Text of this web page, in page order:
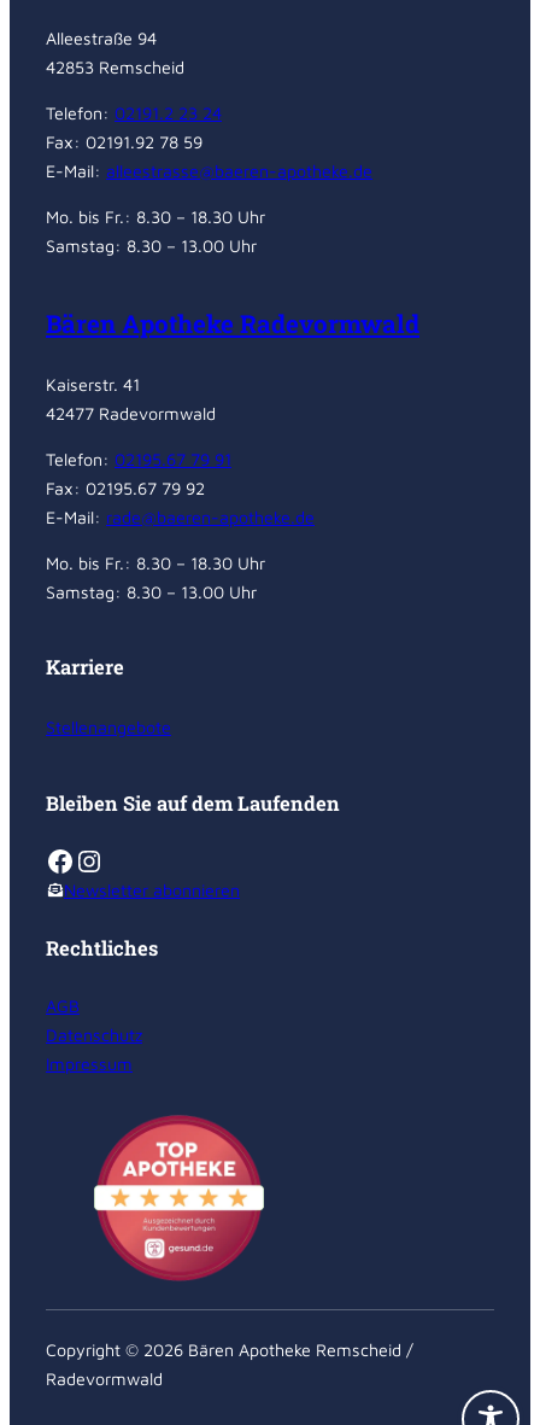
Alleestraße 94
42853 Remscheid
Telefon: 02191.2 23 24
Fax: 02191.92 78 59
E-Mail: alleestrasse@baeren-apotheke.de
Mo. bis Fr.: 8.30 – 18.30 Uhr
Samstag: 8.30 – 13.00 Uhr
Bären Apotheke Radevormwald
Kaiserstr. 41
42477 Radevormwald
Telefon: 02195.67 79 91
Fax: 02195.67 79 92
E-Mail: rade@baeren-apotheke.de
Mo. bis Fr.: 8.30 – 18.30 Uhr
Samstag: 8.30 – 13.00 Uhr
Karriere
Stellenangebote
Bleiben Sie auf dem Laufenden
Facebook
Instagram
Newsletter abonnieren
Rechtliches
AGB
Datenschutz
Impressum
Copyright © 2026 Bären Apotheke Remscheid /
Radevormwald